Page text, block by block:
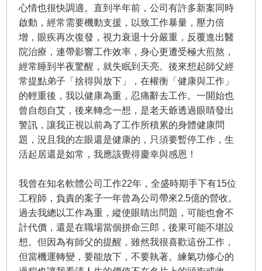
心情也很快調適。直到半年前，公司有許多新案同時
啟動，經常需要機動支援，以致工作暴量，壓力倍
增，眼疾再次復發，視力衰退十分嚴重，反覆進出醫
院治療，連帶影響工作效率，身心更遭受極大煎熬，
經常睡到半夜驚醒，就失眠到天亮。後來想起師父經
常提點弟子「捨得與放下」，在權衡「健康與工作」
的輕重後，我以健康為重，忍痛辭去工作。一開始也
曾自怨自艾，後來轉念一想，是老天爺透過眼睛發出
警訊，讓我正視以前為了工作所積累的身體健康問
題，況且我的左眼還是健康的，只須要暫停工作，生
活起居還是如常，我應該覺得慶幸與感恩！
我曾在知名軟體公司工作22年，全盛時期手下有15位
工程師，負責的案子一年曾為公司帶來2.5億的營收。
過去我總以工作為重，縱使眼睛出問題，可能也會不
計代價，還是在職場當個拼命三郎，後果可能不堪設
想。但因為有師父的提醒，雖然我很喜歡這份工作，
但當機運轉變，要能放下，不要執著。練氣功修心的